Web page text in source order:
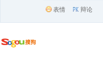
表情 辩论